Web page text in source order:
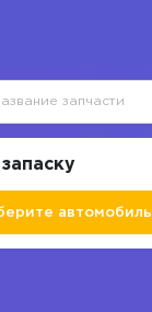
автомобиль